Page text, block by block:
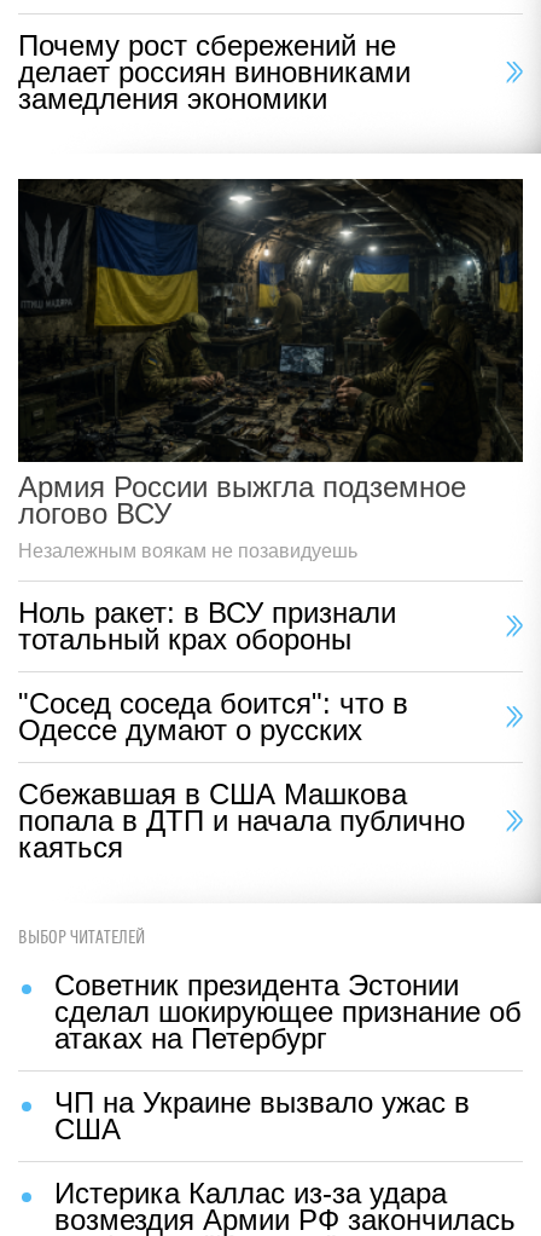
Почему рост сбережений не
делает россиян виновниками
замедления экономики
Армия России выжгла подземное
логово ВСУ
Незалежным воякам не позавидуешь
Ноль ракет: в ВСУ признали
тотальный крах обороны
"Сосед соседа боится": что в
Одессе думают о русских
Сбежавшая в США Машкова
попала в ДТП и начала публично
каяться
ВЫБОР ЧИТАТЕЛЕЙ
Советник президента Эстонии
сделал шокирующее признание об
атаках на Петербург
ЧП на Украине вызвало ужас в
США
Истерика Каллас из-за удара
возмездия Армии РФ закончилась